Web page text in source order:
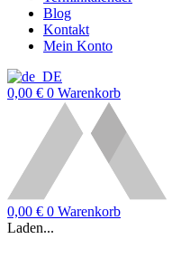
Blog
Kontakt
Mein Konto
0,00 € 0 Warenkorb
0,00 € 0 Warenkorb
Laden...